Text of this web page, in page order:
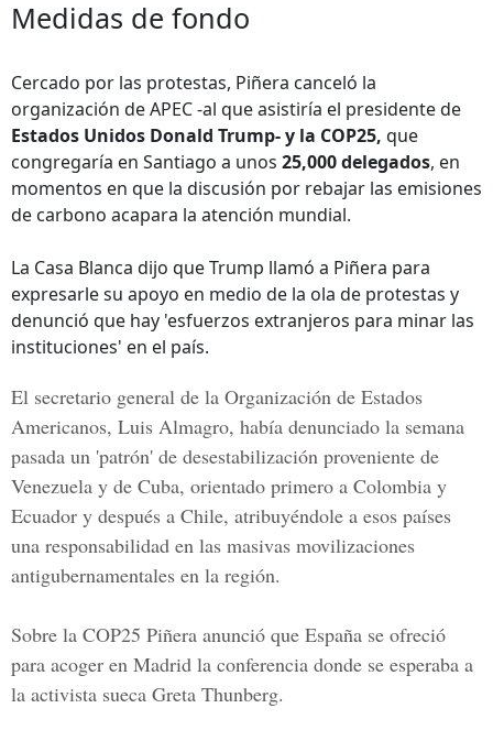
Medidas de fondo
Cercado por las protestas, Piñera canceló la
organización de APEC -al que asistiría el presidente de
Estados Unidos Donald Trump- y la COP25, que
congregaría en Santiago a unos 25,000 delegados, en
momentos en que la discusión por rebajar las emisiones
de carbono acapara la atención mundial.
La Casa Blanca dijo que Trump llamó a Piñera para
expresarle su apoyo en medio de la ola de protestas y
denunció que hay 'esfuerzos extranjeros para minar las
instituciones' en el país.
El secretario general de la Organización de Estados
Americanos, Luis Almagro, había denunciado la semana
pasada un 'patrón' de desestabilización proveniente de
Venezuela y de Cuba, orientado primero a Colombia y
Ecuador y después a Chile, atribuyéndole a esos países
una responsabilidad en las masivas movilizaciones
antigubernamentales en la región.
Sobre la COP25 Piñera anunció que España se ofreció
para acoger en Madrid la conferencia donde se esperaba a
la activista sueca Greta Thunberg.